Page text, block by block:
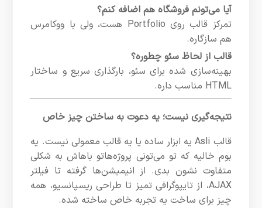
آیا می‌تونم فروشگاه هم اضافه کنم؟
تمرکز قالب روی Portfolio هست، ولی با ووکامرس
هم سازگاره.
قالب از لحاظ سئو چطوره؟
بهینه‌سازی شده برای سئو، بارگذاری سریع و ساختار
HTML مناسب داره.
نتیجه‌گیری نیست؛ یه دعوت به ساختن چیز خاص
قالب Asli یه ابزار ساده یا یه قالب معمولی نیست. یه
بوم خالیه که تو می‌تونی پروژه‌هاتو باهاش به شکلی
متفاوت نشون بدی. از انیمیشن‌ها گرفته تا فیلتر
AJAX، از تایپوگرافی تمیز تا طراحی ریسپانسیو، همه
چیز برای ساخت یه تجربه خاص ساخته شده.